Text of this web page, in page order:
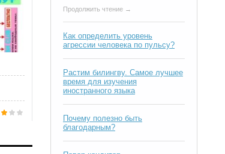
Продолжить чтение →
Как определить уровень
агрессии человека по пульсу?
Растим билингву. Самое лучшее
время для изучения
иностранного языка
Почему полезно быть
благодарным?